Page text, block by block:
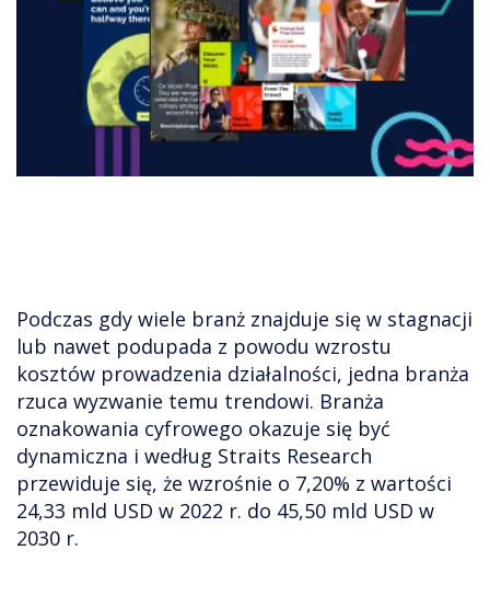
Podczas gdy wiele branż znajduje się w stagnacji
lub nawet podupada z powodu wzrostu
kosztów prowadzenia działalności, jedna branża
rzuca wyzwanie temu trendowi. Branża
oznakowania cyfrowego okazuje się być
dynamiczna i według Straits Research
przewiduje się, że wzrośnie o 7,20% z wartości
24,33 mld USD w 2022 r. do 45,50 mld USD w
2030 r.